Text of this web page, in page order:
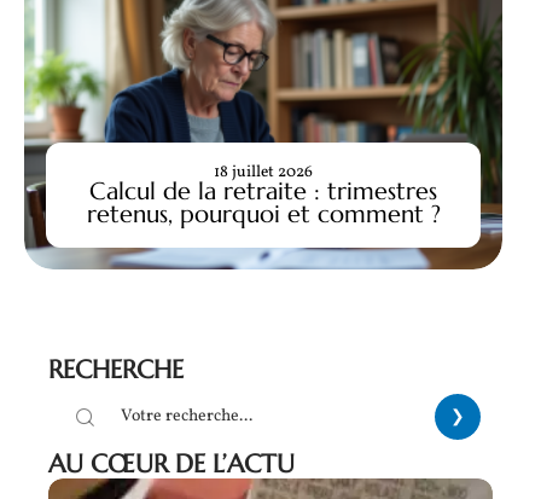
Calcul de la retraite : trimestres
retenus, pourquoi et comment ?
18 juillet 2026
RECHERCHE
AU CŒUR DE L’ACTU